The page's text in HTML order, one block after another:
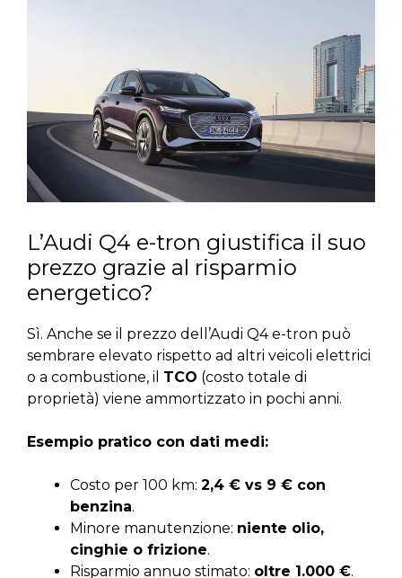
L’Audi Q4 e-tron giustifica il suo
prezzo grazie al risparmio
energetico?
Sì. Anche se il prezzo dell’Audi Q4 e-tron può
sembrare elevato rispetto ad altri veicoli elettrici
o a combustione, il TCO (costo totale di
proprietà) viene ammortizzato in pochi anni.
Esempio pratico con dati medi:
Costo per 100 km: 2,4 € vs 9 € con
benzina.
Minore manutenzione: niente olio,
cinghie o frizione.
Risparmio annuo stimato: oltre 1.000 €.